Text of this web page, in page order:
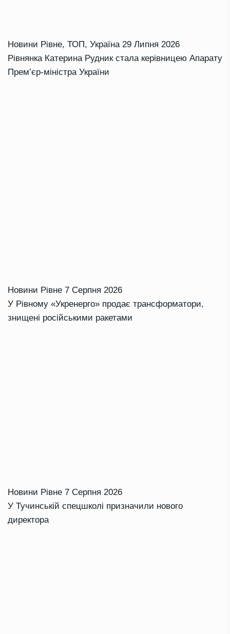
Новини Рівне, ТОП, Україна 29 Липня 2026
Рівнянка Катерина Рудник стала керівницею Апарату
Прем’єр-міністра України
Новини Рівне 7 Серпня 2026
У Рівному «Укренерго» продає трансформатори,
знищені російськими ракетами
Новини Рівне 7 Серпня 2026
У Тучинській спецшколі призначили нового
директора